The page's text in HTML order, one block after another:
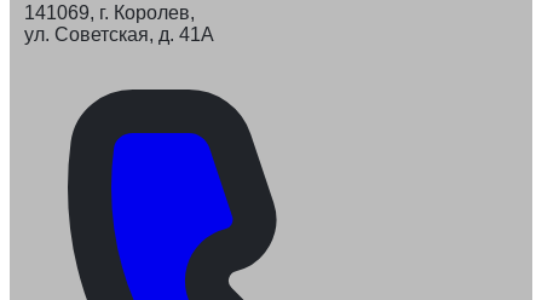
141069, г. Королев,
ул. Советская, д. 41А